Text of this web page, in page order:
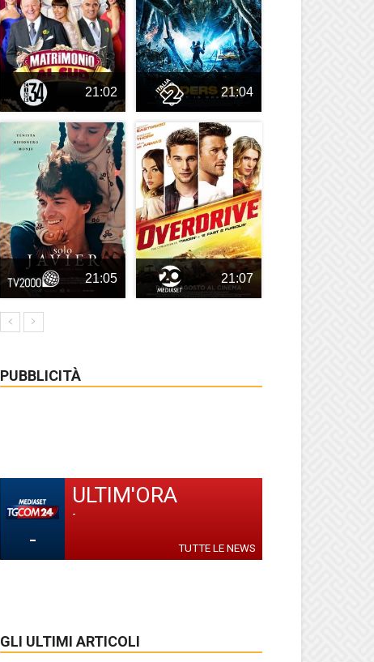
21:02 21:04
21:05 21:07
PUBBLICITÀ
-
ULTIM'ORA
-
TUTTE LE NEWS
GLI ULTIMI ARTICOLI